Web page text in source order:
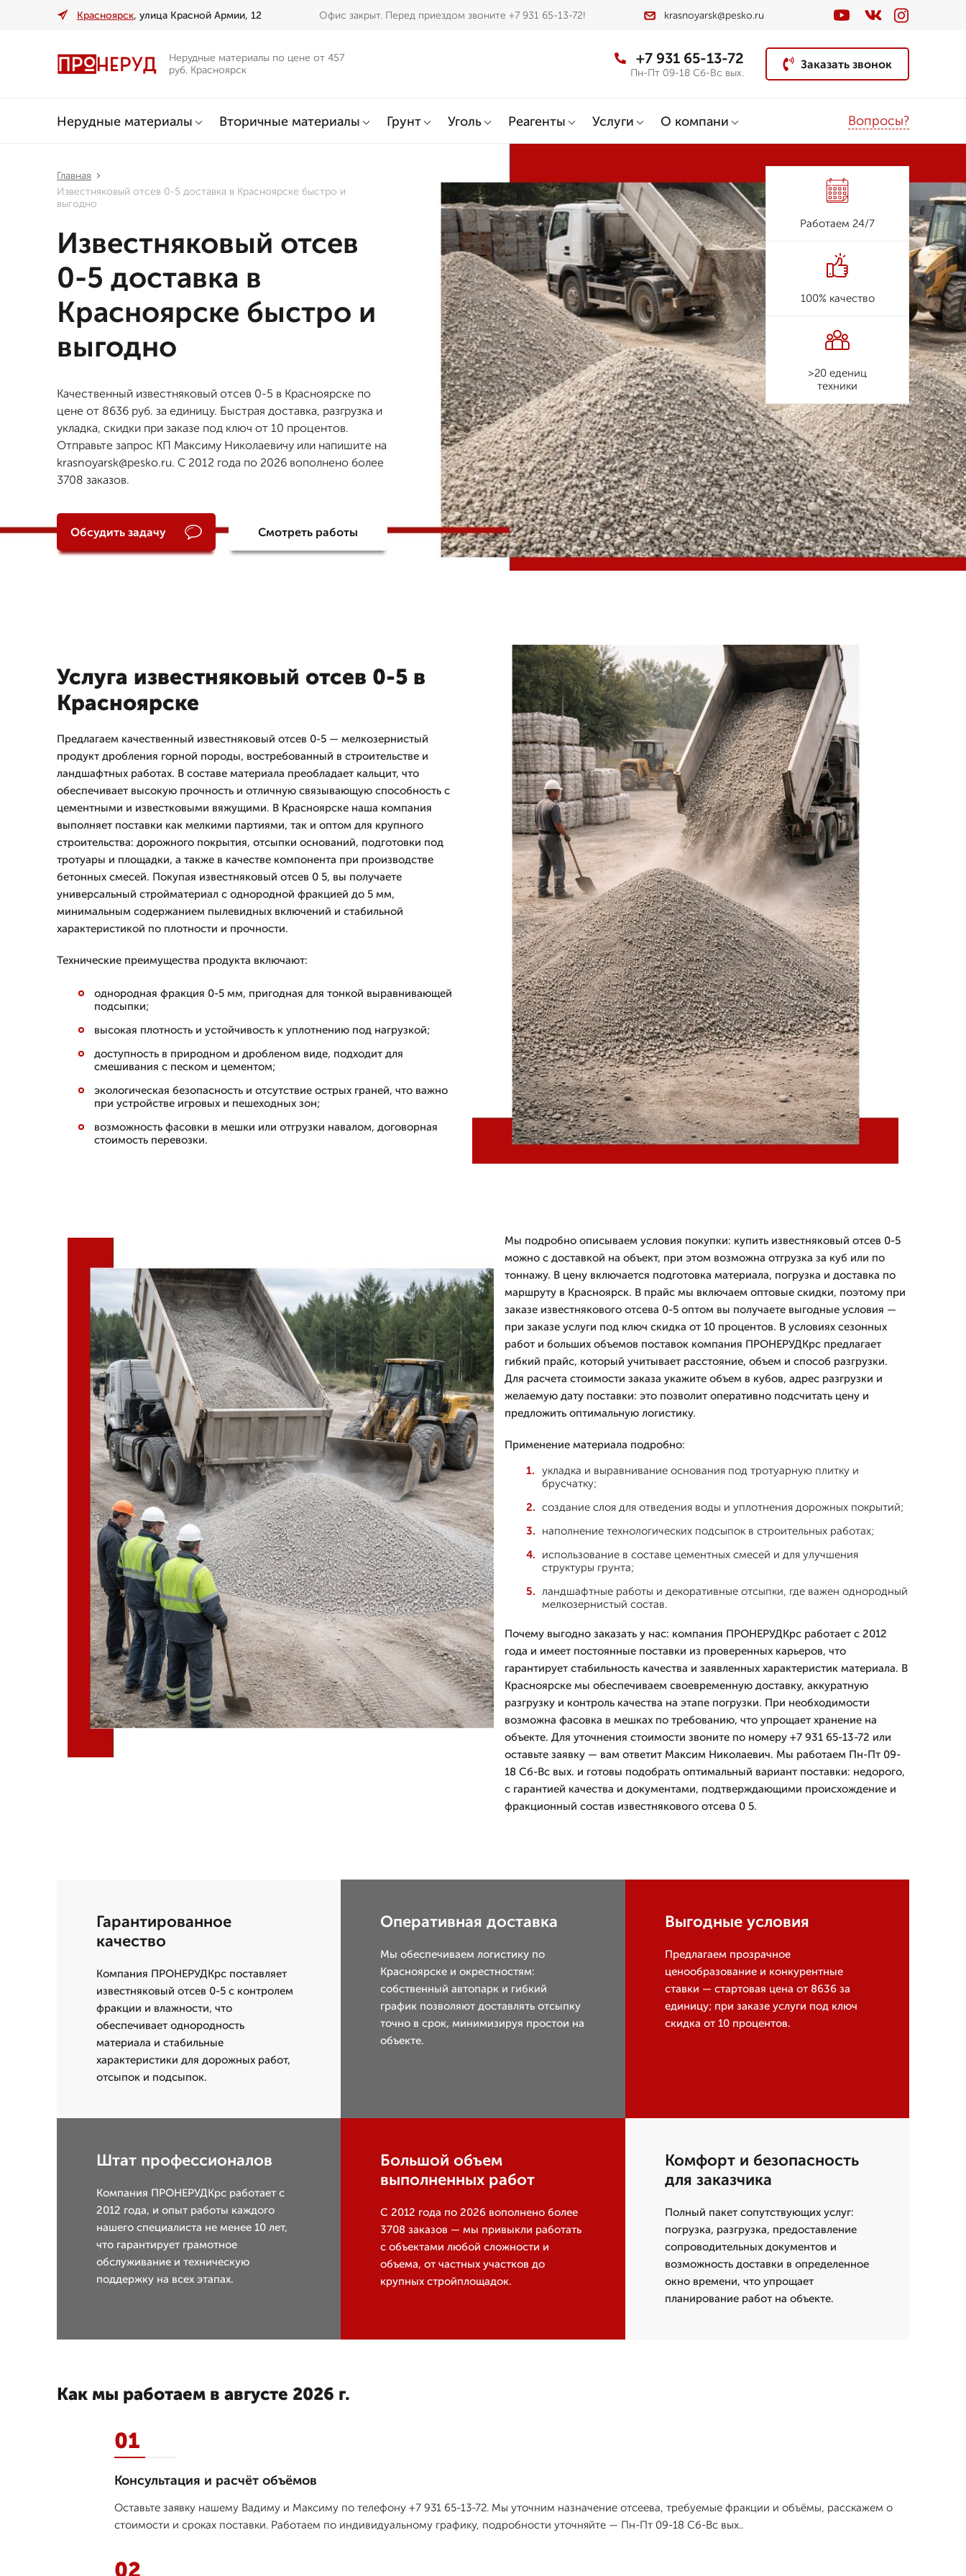
Красноярск, улица Красной Армии, 12 Офис закрыт. Перед приездом звоните +7 931 65-13-72! krasnoyarsk@pesko.ru
Нерудные материалы по цене от 457
руб. Красноярск
+7 931 65-13-72
Пн-Пт 09-18 Сб-Вс вых.
Заказать звонок
Нерудные материалы Вторичные материалы Грунт Уголь Реагенты Услуги О компани Вопросы?
Главная
Известняковый отсев 0-5 доставка в Красноярске быстро и
выгодно
Известняковый отсев
0-5 доставка в
Красноярске быстро и
выгодно
Качественный известняковый отсев 0-5 в Красноярске по
цене от 8636 руб. за единицу. Быстрая доставка, разгрузка и
укладка, скидки при заказе под ключ от 10 процентов.
Отправьте запрос КП Максиму Николаевичу или напишите на
krasnoyarsk@pesko.ru. С 2012 года по 2026 вополнено более
3708 заказов.
Обсудить задачу Смотреть работы
Работаем 24/7
100% качество
>20 едениц
техники
Услуга известняковый отсев 0-5 в
Красноярске
Предлагаем качественный известняковый отсев 0-5 — мелкозернистый
продукт дробления горной породы, востребованный в строительстве и
ландшафтных работах. В составе материала преобладает кальцит, что
обеспечивает высокую прочность и отличную связывающую способность с
цементными и известковыми вяжущими. В Красноярске наша компания
выполняет поставки как мелкими партиями, так и оптом для крупного
строительства: дорожного покрытия, отсыпки оснований, подготовки под
тротуары и площадки, а также в качестве компонента при производстве
бетонных смесей. Покупая известняковый отсев 0 5, вы получаете
универсальный стройматериал с однородной фракцией до 5 мм,
минимальным содержанием пылевидных включений и стабильной
характеристикой по плотности и прочности.
Технические преимущества продукта включают:
однородная фракция 0-5 мм, пригодная для тонкой выравнивающей
подсыпки;
высокая плотность и устойчивость к уплотнению под нагрузкой;
доступность в природном и дробленом виде, подходит для
смешивания с песком и цементом;
экологическая безопасность и отсутствие острых граней, что важно
при устройстве игровых и пешеходных зон;
возможность фасовки в мешки или отгрузки навалом, договорная
стоимость перевозки.
Мы подробно описываем условия покупки: купить известняковый отсев 0-5
можно с доставкой на объект, при этом возможна отгрузка за куб или по
тоннажу. В цену включается подготовка материала, погрузка и доставка по
маршруту в Красноярск. В прайс мы включаем оптовые скидки, поэтому при
заказе известнякового отсева 0-5 оптом вы получаете выгодные условия —
при заказе услуги под ключ скидка от 10 процентов. В условиях сезонных
работ и больших объемов поставок компания ПРОНЕРУДКрс предлагает
гибкий прайс, который учитывает расстояние, объем и способ разгрузки.
Для расчета стоимости заказа укажите объем в кубов, адрес разгрузки и
желаемую дату поставки: это позволит оперативно подсчитать цену и
предложить оптимальную логистику.
Применение материала подробно:
укладка и выравнивание основания под тротуарную плитку и
брусчатку;
создание слоя для отведения воды и уплотнения дорожных покрытий;
наполнение технологических подсыпок в строительных работах;
использование в составе цементных смесей и для улучшения
структуры грунта;
ландшафтные работы и декоративные отсыпки, где важен однородный
мелкозернистый состав.
Почему выгодно заказать у нас: компания ПРОНЕРУДКрс работает с 2012
года и имеет постоянные поставки из проверенных карьеров, что
гарантирует стабильность качества и заявленных характеристик материала. В
Красноярске мы обеспечиваем своевременную доставку, аккуратную
разгрузку и контроль качества на этапе погрузки. При необходимости
возможна фасовка в мешках по требованию, что упрощает хранение на
объекте. Для уточнения стоимости звоните по номеру +7 931 65-13-72 или
оставьте заявку — вам ответит Максим Николаевич. Мы работаем Пн-Пт 09-
18 Сб-Вс вых. и готовы подобрать оптимальный вариант поставки: недорого,
с гарантией качества и документами, подтверждающими происхождение и
фракционный состав известнякового отсева 0 5.
Гарантированное
качество
Компания ПРОНЕРУДКрс поставляет
известняковый отсев 0-5 с контролем
фракции и влажности, что
обеспечивает однородность
материала и стабильные
характеристики для дорожных работ,
отсыпок и подсыпок.
Оперативная доставка
Мы обеспечиваем логистику по
Красноярске и окрестностям:
собственный автопарк и гибкий
график позволяют доставлять отсыпку
точно в срок, минимизируя простои на
объекте.
Выгодные условия
Предлагаем прозрачное
ценообразование и конкурентные
ставки — стартовая цена от 8636 за
единицу; при заказе услуги под ключ
скидка от 10 процентов.
Штат профессионалов
Компания ПРОНЕРУДКрс работает с
2012 года, и опыт работы каждого
нашего специалиста не менее 10 лет,
что гарантирует грамотное
обслуживание и техническую
поддержку на всех этапах.
Большой объем
выполненных работ
С 2012 года по 2026 вополнено более
3708 заказов — мы привыкли работать
с объектами любой сложности и
объема, от частных участков до
крупных стройплощадок.
Комфорт и безопасность
для заказчика
Полный пакет сопутствующих услуг:
погрузка, разгрузка, предоставление
сопроводительных документов и
возможность доставки в определенное
окно времени, что упрощает
планирование работ на объекте.
Как мы работаем в августе 2026 г.
01
Консультация и расчёт объёмов
Оставьте заявку нашему Вадиму и Максиму по телефону +7 931 65-13-72. Мы уточним назначение отсеева, требуемые фракции и объёмы, расскажем о
стоимости и сроках поставки. Работаем по индивидуальному графику, подробности уточняйте — Пн-Пт 09-18 Сб-Вс вых..
02